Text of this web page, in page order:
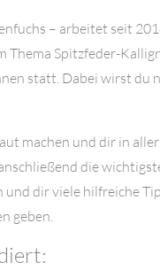
– arbeitet seit
Spitzfeder-
statt. Dabei wirst du
machen und dir in
die
dir viele hilfreiche
geben.